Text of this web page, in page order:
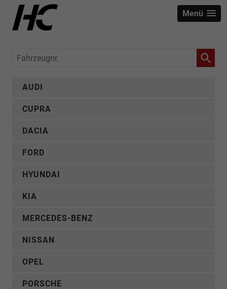
Menü
Fahrzeugnr.
AUDI
CUPRA
DACIA
FORD
HYUNDAI
KIA
MERCEDES-BENZ
NISSAN
OPEL
PORSCHE